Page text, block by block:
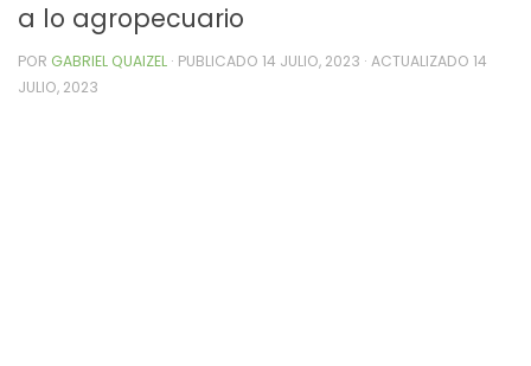
a lo agropecuario
POR GABRIEL QUAIZEL · PUBLICADO 14 JULIO, 2023 · ACTUALIZADO 14
JULIO, 2023